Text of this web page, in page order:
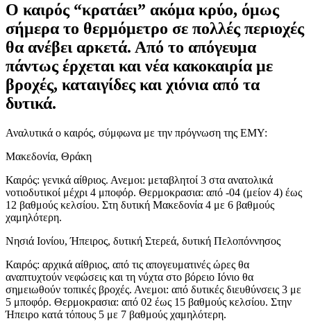
Ο καιρός “κρατάει” ακόμα κρύο, όμως
σήμερα το θερμόμετρο σε πολλές περιοχές
θα ανέβει αρκετά. Από το απόγευμα
πάντως έρχεται και νέα κακοκαιρία με
βροχές, καταιγίδες και χιόνια από τα
δυτικά.
Αναλυτικά ο καιρός, σύμφωνα με την πρόγνωση της ΕΜΥ:
Μακεδονία, Θράκη
Καιρός: γενικά αίθριος. Ανεμοι: μεταβλητοί 3 στα ανατολικά
νοτιοδυτικοί μέχρι 4 μποφόρ. Θερμοκρασια: από -04 (μείον 4) έως
12 βαθμούς κελσίου. Στη δυτική Μακεδονία 4 με 6 βαθμούς
χαμηλότερη.
Νησιά Ιονίου, Ήπειρος, δυτική Στερεά, δυτική Πελοπόννησος
Καιρός: αρχικά αίθριος, από τις απογευματινές ώρες θα
αναπτυχτούν νεφώσεις και τη νύχτα στο βόρειο Ιόνιο θα
σημειωθούν τοπικές βροχές. Ανεμοι: από δυτικές διευθύνσεις 3 με
5 μποφόρ. Θερμοκρασια: από 02 έως 15 βαθμούς κελσίου. Στην
Ήπειρο κατά τόπους 5 με 7 βαθμούς χαμηλότερη.